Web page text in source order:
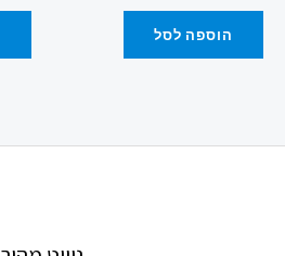
הוספה לסל